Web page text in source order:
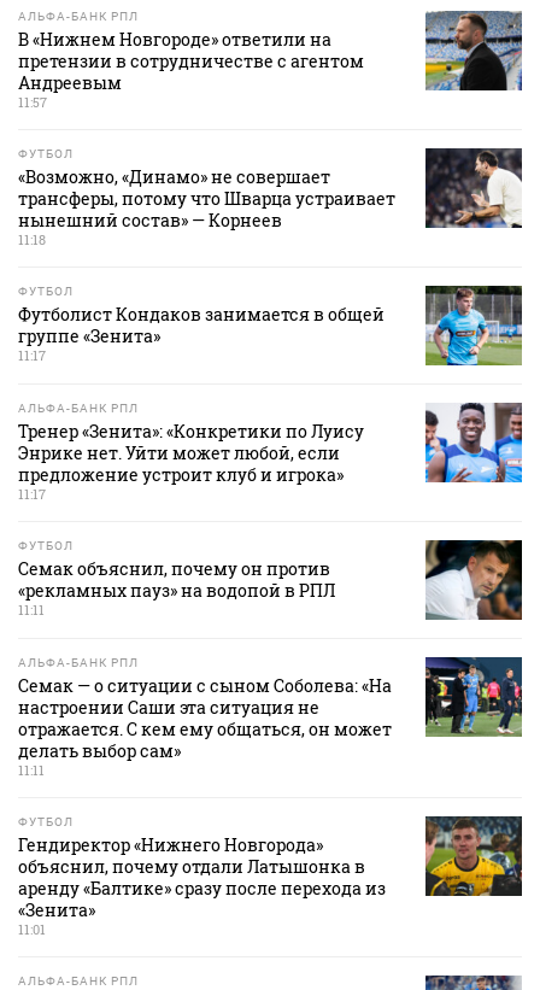
АЛЬФА-БАНК РПЛ
В «Нижнем Новгороде» ответили на
претензии в сотрудничестве с агентом
Андреевым
11:57
ФУТБОЛ
«Возможно, «Динамо» не совершает
трансферы, потому что Шварца устраивает
нынешний состав» — Корнеев
11:18
ФУТБОЛ
Футболист Кондаков занимается в общей
группе «Зенита»
11:17
АЛЬФА-БАНК РПЛ
Тренер «Зенита»: «Конкретики по Луису
Энрике нет. Уйти может любой, если
предложение устроит клуб и игрока»
11:17
ФУТБОЛ
Семак объяснил, почему он против
«рекламных пауз» на водопой в РПЛ
11:11
АЛЬФА-БАНК РПЛ
Семак — о ситуации с сыном Соболева: «На
настроении Саши эта ситуация не
отражается. С кем ему общаться, он может
делать выбор сам»
11:11
ФУТБОЛ
Гендиректор «Нижнего Новгорода»
объяснил, почему отдали Латышонка в
аренду «Балтике» сразу после перехода из
«Зенита»
11:01
АЛЬФА-БАНК РПЛ